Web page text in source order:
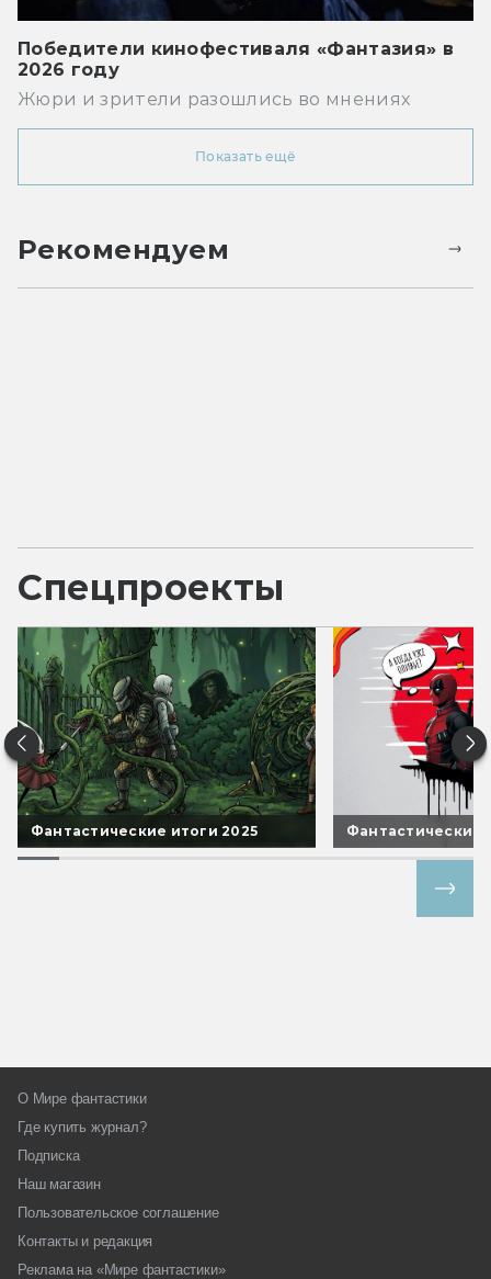
Победители кинофестиваля «Фантазия» в
2026 году
Жюри и зрители разошлись во мнениях
Показать ещё
Рекомендуем
Спецпроекты
Фантастические итоги 2025 Фантастические
О Мире фантастики
Где купить журнал?
Подписка
Наш магазин
Пользовательское соглашение
Контакты и редакция
Реклама на «Мире фантастики»